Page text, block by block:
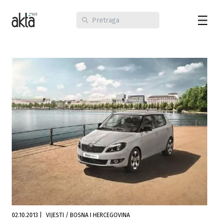
02.10.2013 VIJESTI / BOSNA I HERCEGOVINA